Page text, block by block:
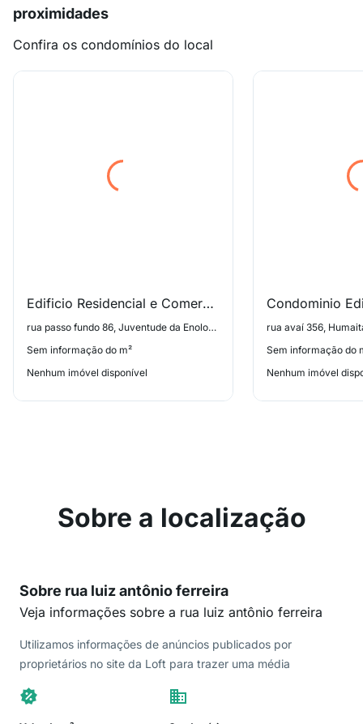
proximidades
Confira os condomínios do local
Edificio Residencial e Comercial Bari
rua passo fundo 86, Juventude da Enologia
Sem informação do m²
Nenhum imóvel disponível
rua avaí 356,
Sem informação do
Nenhum imóvel
Sobre a localização
Sobre rua luiz antônio ferreira
Veja informações sobre a rua luiz antônio ferreira
Utilizamos informações de anúncios publicados por
proprietários no site da Loft para trazer uma média